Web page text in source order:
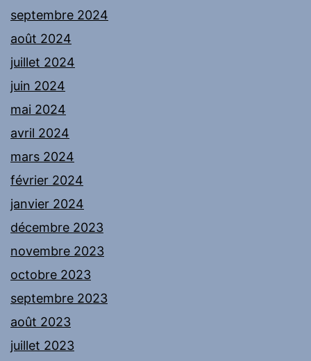
septembre 2024
août 2024
juillet 2024
juin 2024
mai 2024
avril 2024
mars 2024
février 2024
janvier 2024
décembre 2023
novembre 2023
octobre 2023
septembre 2023
août 2023
juillet 2023